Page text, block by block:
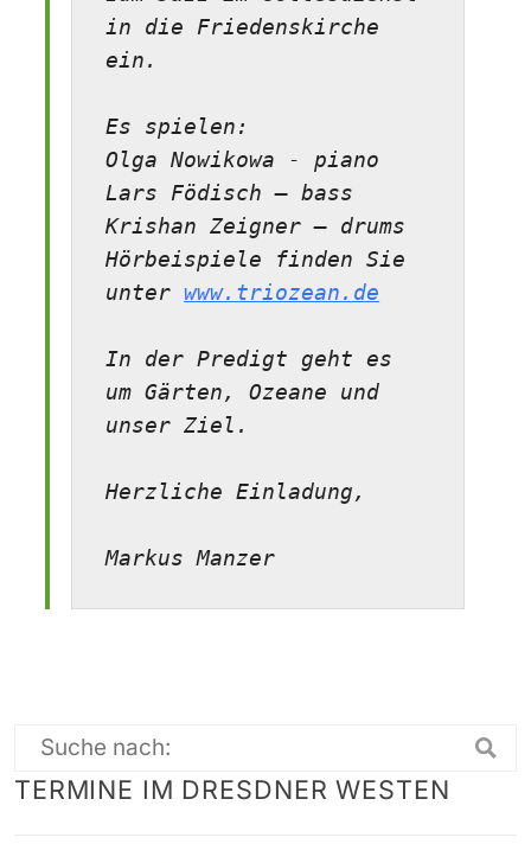
in die Friedenskirche
ein.
Es spielen:
Olga Nowikowa - piano
Lars Födisch – bass
Krishan Zeigner – drums
Hörbeispiele finden Sie
unter
In der Predigt geht es
um Gärten, Ozeane und
unser Ziel.
Herzliche Einladung,
Markus Manzer
Suche
nach:
TERMINE IM DRESDNER WESTEN